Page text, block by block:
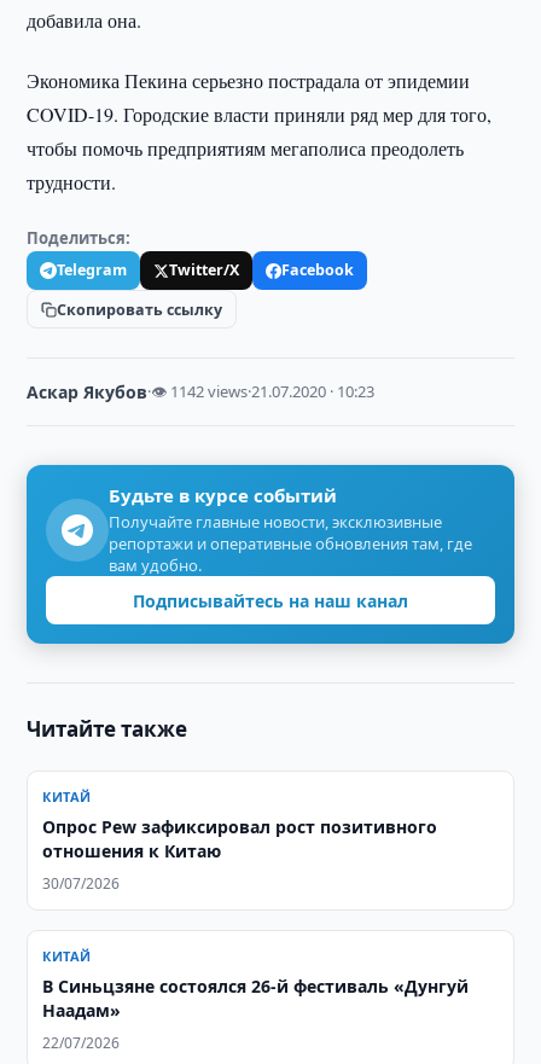
добавила она.
Экономика Пекина серьезно пострадала от эпидемии
COVID-19. Городские власти приняли ряд мер для того,
чтобы помочь предприятиям мегаполиса преодолеть
трудности.
Поделиться:
Telegram Twitter/X
Facebook
Скопировать ссылку
Аскар Якубов·👁 1142 views·21.07.2020 · 10:23
Будьте в курсе событий
Получайте главные новости, эксклюзивные
репортажи и оперативные обновления там, где
вам удобно.
Подписывайтесь на наш канал
Читайте также
КИТАЙ
Опрос Pew зафиксировал рост позитивного
отношения к Китаю
30/07/2026
КИТАЙ
В Синьцзяне состоялся 26-й фестиваль «Дунгуй
Наадам»
22/07/2026